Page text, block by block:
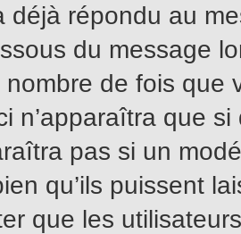
déjà répondu au
du message
de fois que
n’apparaîtra que
pas si un
qu’ils puissent
que les